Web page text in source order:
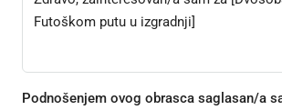
Podnošenjem ovog obrasca saglasan/a